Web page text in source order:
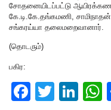
சோதனையிடப்பட்டு
கே.டி.கே.தங்கமணி,
சங்கரய்யா தலைமறைவானார்.
(தொடரும்)
பகிர:
F
T
Li